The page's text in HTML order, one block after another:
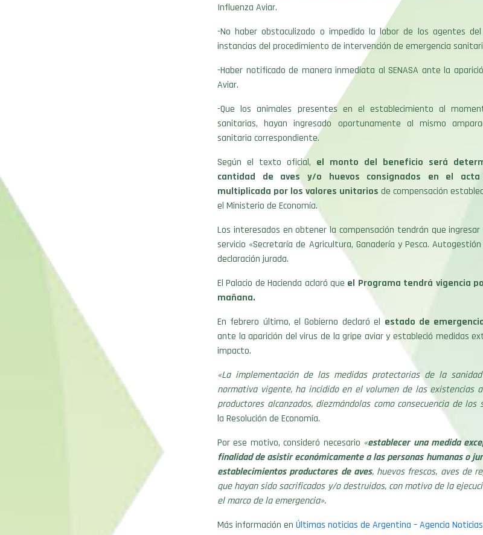
Influenza Aviar.
-No haber obstaculizado o impedido la labor de los agentes del
instancias del procedimiento de intervención de emergencia
-Haber notificado de manera inmediata al SENASA ante la
Aviar.
-Que los animales presentes en el establecimiento al
sanitarias, hayan ingresado oportunamente al mismo
sanitaria correspondiente.
Según el texto oficial, el monto del beneficio será
cantidad de aves y/o huevos consignados en el acta
multiplicada por los valores unitarios de compensación
el Ministerio de Economía.
Los interesados en obtener la compensación tendrán que ingresar
servicio «Secretaría de Agricultura, Ganadería y Pesca.
declaración jurada.
El Palacio de Hacienda aclaró que el Programa tendrá vigencia
mañana.
En febrero último, el Gobierno declaró el estado de
ante la aparición del virus de la gripe aviar y estableció medidas
impacto.
«La implementación de las medidas protectorias de la
normativa vigente, ha incidido en el volumen de las existencias
productores alcanzados, diezmándolas como consecuencia de los
la Resolución de Economía.
Por ese motivo, consideró necesario «establecer una medida
finalidad de asistir económicamente a las personas humanas o
establecimientos productores de aves, huevos frescos, aves de
que hayan sido sacrificados y/o destruidos, con motivo de la
el marco de la emergencia».
Más información en ​Últimas noticias de Argentina – ​Agencia